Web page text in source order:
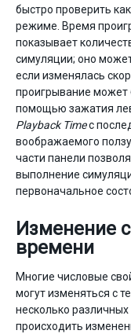
быстро проверить
режиме. Время
показывает
симуляции; оно
если изменялась
проигрывание может
помощью зажатия
Playback Timeс
воображаемого
части панели
выполнение
первоначальное
Изменение
времени
Многие числовые
могут изменяться с
несколько
происходить